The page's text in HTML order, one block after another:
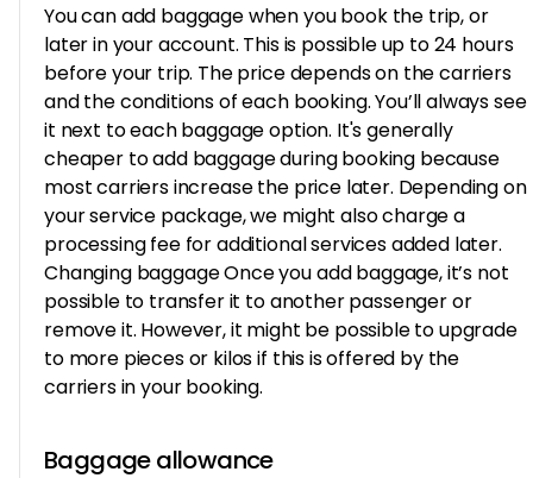
You can add baggage when you book the trip, or
later in your account. This is possible up to 24 hours
before your trip. The price depends on the carriers
and the conditions of each booking. You’ll always see
it next to each baggage option. It's generally
cheaper to add baggage during booking because
most carriers increase the price later. Depending on
your service package, we might also charge a
processing fee for additional services added later.
Changing baggage Once you add baggage, it’s not
possible to transfer it to another passenger or
remove it. However, it might be possible to upgrade
to more pieces or kilos if this is offered by the
carriers in your booking.
Baggage allowance